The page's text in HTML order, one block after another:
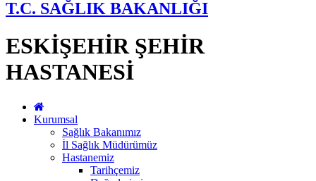
T.C. SAĞLIK BAKANLIĞI
ESKİŞEHİR ŞEHİR
HASTANESİ
Kurumsal
Sağlık Bakanımız
İl Sağlık Müdürümüz
Hastanemiz
Tarihçemiz